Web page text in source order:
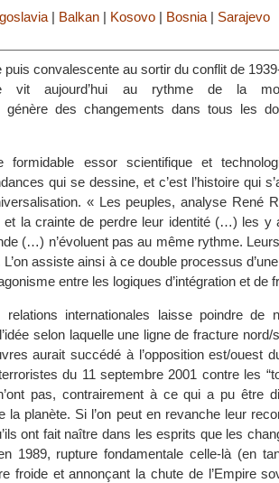
| Balkan | Kosovo | Bosnia | Sarajevo
convalescente au sortir du conflit de
vit aujourd’hui au rythme de la
génère des changements dans tous les
essor scientifique et
qui se dessine, et c’est l’histoire qui
« Les peuples, analyse René
et la crainte de perdre leur identité (…) les
(…) n’évoluent pas au même rythme.
assiste ainsi à ce double processus
entre les logiques d’intégration et de
internationales laisse poindre de
selon laquelle une ligne de fracture
aurait succédé à l’opposition est/ouest
du 11 septembre 2001 contre les
pas, contrairement à ce qui a pu être
la planète. Si l’on peut en revanche leur
ont fait naître dans les esprits que les
1989, rupture fondamentale celle-là (en
froide et annonçant la chute de l’Empire